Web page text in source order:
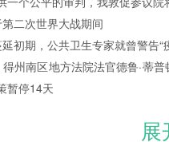
次世界大战期间
，公共卫生专家就曾警
州南区地方法院法官德鲁·蒂普
暂停14天